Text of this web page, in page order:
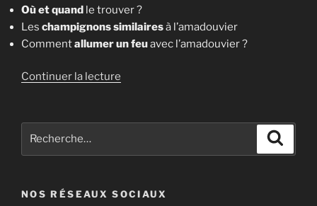
Où et quand le trouver ?
Les champignons similairesà l’amadouvier
Commentallumer un feuavec l’amadouvier ?
Continuer la lecture
fomentarius] »
NOS RÉSEAUX SOCIAUX